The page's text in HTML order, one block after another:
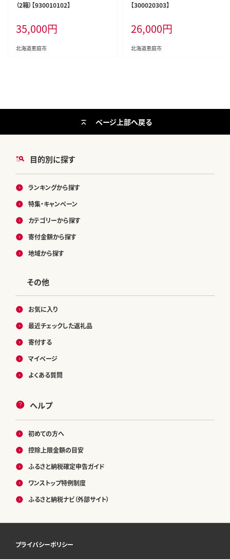
（2箱）【930010102】
35,000円
北海道恵庭市
【300020303】
26,000円
北海道恵庭市
目的別に探す
ランキングから探す
特集・キャンペーン
カテゴリーから探す
寄付金額から探す
地域から探す
その他
お気に入り
最近チェックした返礼品
寄付する
マイページ
よくある質問
ヘルプ
初めての方へ
控除上限金額の目安
ふるさと納税確定申告ガイド
ワンストップ特例制度
ふるさと納税ナビ（外部サイト）
ページ上部へ戻る
プライバシーポリシー